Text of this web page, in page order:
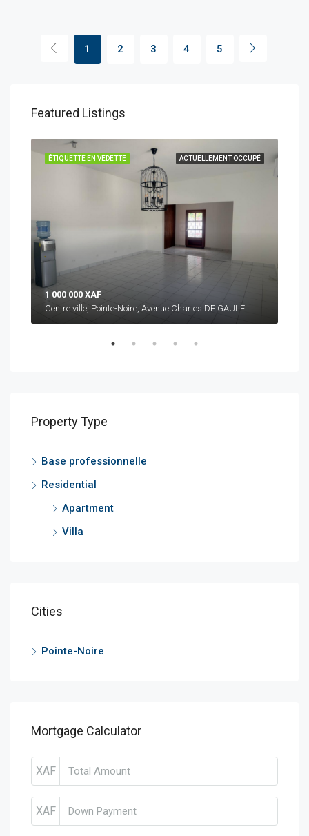
1 2 3 4 5
Featured Listings
ACTUELLEMENT OCCUPÉ
ÉTIQUETTE EN VEDETTE
1 000 000 XAF
Centre ville, Pointe-Noire, Avenue Charles DE GAULE
Property Type
Base professionnelle
Residential
Apartment
Villa
Cities
Pointe-Noire
Mortgage Calculator
XAF
XAF